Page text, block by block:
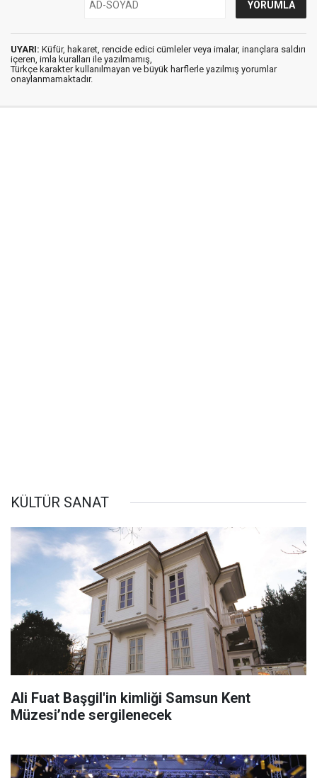
UYARI: Küfür, hakaret, rencide edici cümleler veya imalar, inançlara saldırı
içeren, imla kuralları ile yazılmamış,
Türkçe karakter kullanılmayan ve büyük harflerle yazılmış yorumlar
onaylanmamaktadır.
KÜLTÜR SANAT
Ali Fuat Başgil'in kimliği Samsun Kent
Müzesi’nde sergilenecek